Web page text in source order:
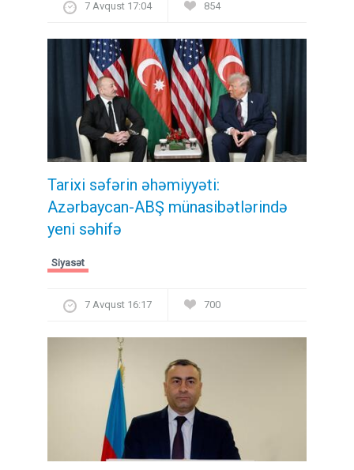
7 Avqust 17:04 854
Tarixi səfərin əhəmiyyəti:
Azərbaycan-ABŞ münasibətlərində
yeni səhifə
Siyasət
7 Avqust 16:17 700